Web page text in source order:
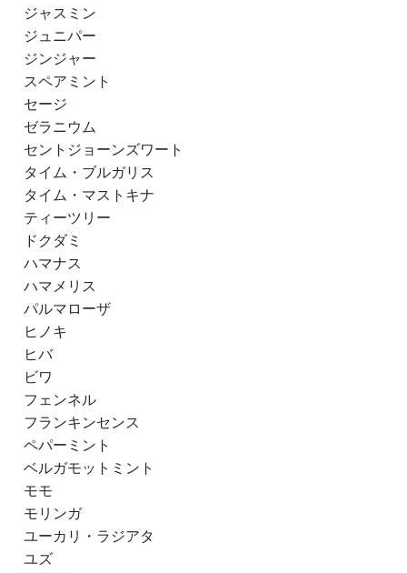
ジャスミン
ジュニパー
ジンジャー
スペアミント
セージ
ゼラニウム
セントジョーンズワート
タイム・ブルガリス
タイム・マストキナ
ティーツリー
ドクダミ
ハマナス
ハマメリス
パルマローザ
ヒノキ
ヒバ
ビワ
フェンネル
フランキンセンス
ペパーミント
ベルガモットミント
モモ
モリンガ
ユーカリ・ラジアタ
ユズ